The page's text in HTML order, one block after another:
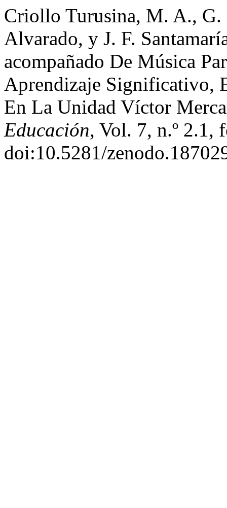
Criollo Turusina, M. A., G.
Alvarado, y J. F.
acompañado De Música
Aprendizaje Significativo,
En La Unidad Víctor
Educación, Vol. 7, n.º 2.1,
doi:10.5281/